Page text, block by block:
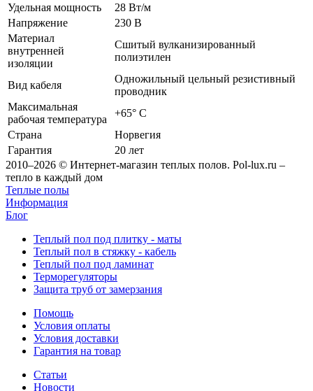
Удельная мощность
28 Вт/м
Напряжение
230 В
Материал
внутренней
изоляции
Сшитый вулканизированный
полиэтилен
Вид кабеля
Одножильный цельный резистивный
проводник
Максимальная
рабочая температура
+65° C
Страна
Норвегия
Гарантия
20 лет
2010–2026 © Интернет-магазин теплых полов. Pol-lux.ru –
тепло в каждый дом
Теплые полы
Информация
Блог
Теплый пол под плитку - маты
Теплый пол в стяжку - кабель
Теплый пол под ламинат
Терморегуляторы
Защита труб от замерзания
Помощь
Условия оплаты
Условия доставки
Гарантия на товар
Статьи
Новости